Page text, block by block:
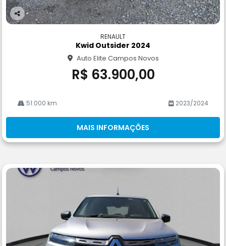
Co
RENAULT
Kwid Outsider 2024
Auto Elite Campos Novos
R$ 63.900,00
51.000 km 2023/2024
MAIS INFORMAÇÕES